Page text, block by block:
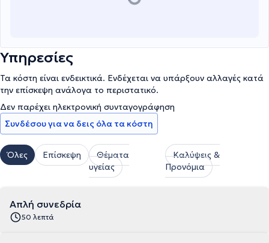
Υπηρεσίες
Τα κόστη είναι ενδεικτικά. Ενδέχεται να υπάρξουν αλλαγές κατά
την επίσκεψη ανάλογα το περιστατικό.
Δεν παρέχει ηλεκτρονική συνταγογράφηση
Συνδέσου για να δεις όλα τα κόστη
Όλες Επίσκεψη
Θέματα
υγείας
Καλύψεις &
Προνόμια
Απλή συνεδρία
50 λεπτά